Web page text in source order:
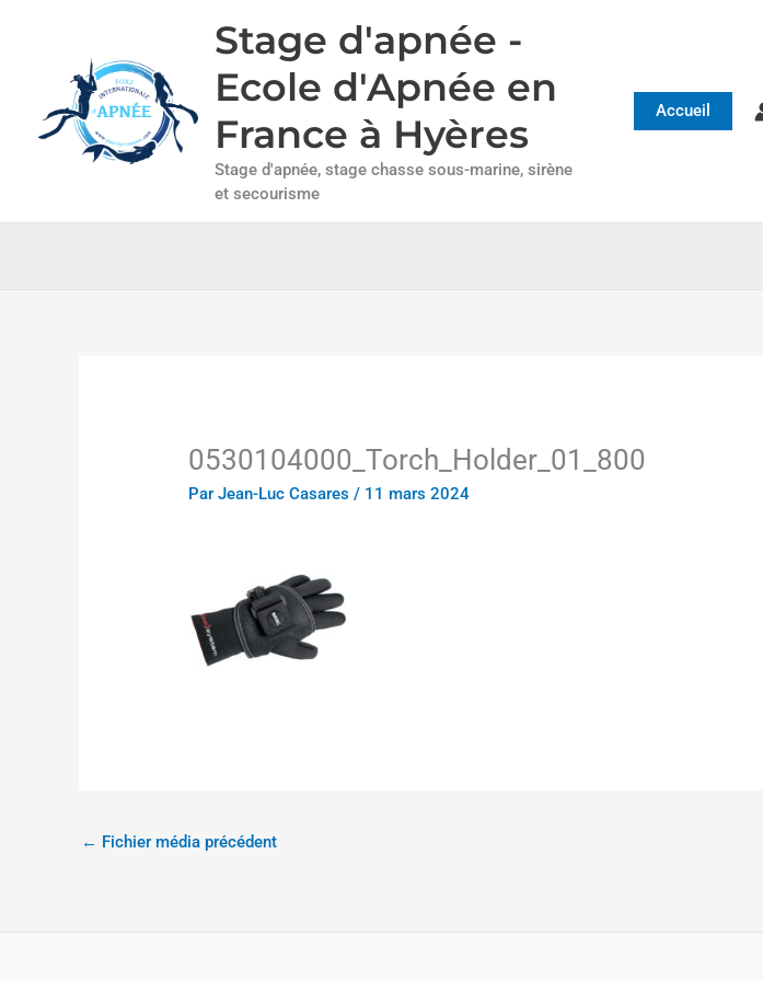
Stage d'apnée -
Ecole d'Apnée en
France à Hyères
Stage d'apnée, stage chasse sous-marine, sirène
et secourisme
Accueil
0530104000_Torch_Holder_01_800
ParJean-Luc Casares/ 11 mars 2024
← Fichier média précédent